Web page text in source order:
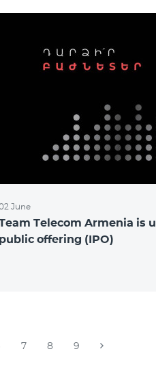
June
Telecom Armenia is
public offering (IPO)
7 8 9